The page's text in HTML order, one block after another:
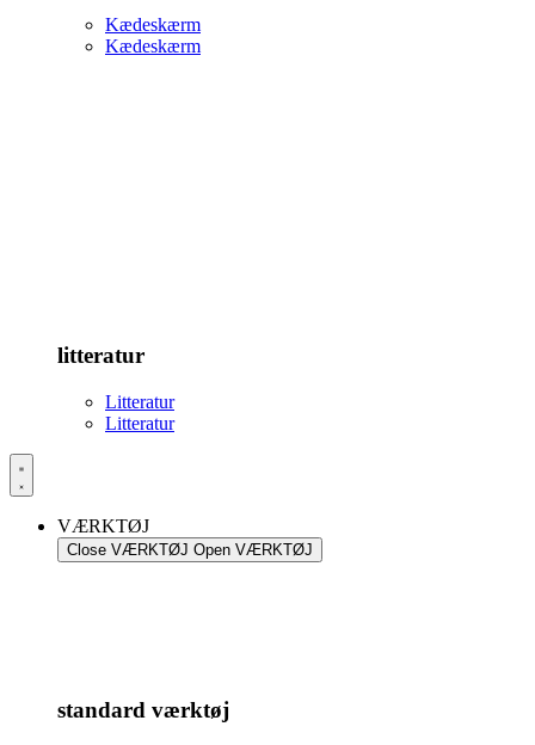
Kædeskærm
Kædeskærm
litteratur
Litteratur
Litteratur
VÆRKTØJ
Close VÆRKTØJ Open VÆRKTØJ
standard værktøj